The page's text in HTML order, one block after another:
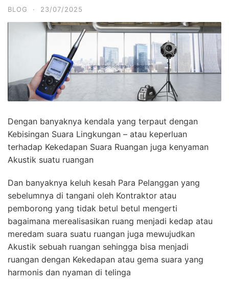
BLOG · 23/07/2025
Dengan banyaknya kendala yang terpaut dengan
Kebisingan Suara Lingkungan – atau keperluan
terhadap Kekedapan Suara Ruangan juga kenyaman
Akustik suatu ruangan
Dan banyaknya keluh kesah Para Pelanggan yang
sebelumnya di tangani oleh Kontraktor atau
pemborong yang tidak betul betul mengerti
bagaimana merealisasikan ruang menjadi kedap atau
meredam suara suatu ruangan juga mewujudkan
Akustik sebuah ruangan sehingga bisa menjadi
ruangan dengan Kekedapan atau gema suara yang
harmonis dan nyaman di telinga